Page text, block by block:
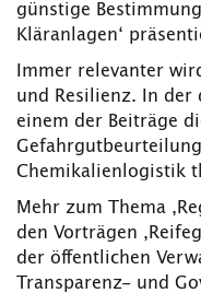
günstige
Kläranlagen‘
Immer relevanter
und Resilienz. In der
einem der Beiträge
Chemikalienlogistik
Mehr zum Thema
den Vorträgen
der öffentlichen
Transparenz- und